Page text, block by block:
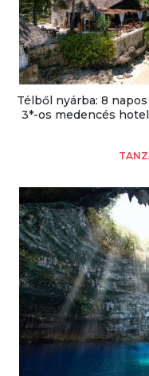
Télből nyárba: 8
3*-os medencés